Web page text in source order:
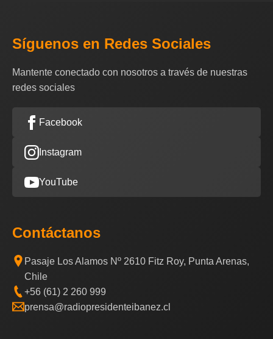
Síguenos en Redes Sociales
Mantente conectado con nosotros a través de nuestras
redes sociales
Facebook
Instagram
YouTube
Contáctanos
Pasaje Los Alamos Nº 2610 Fitz Roy, Punta Arenas,
Chile
+56 (61) 2 260 999
prensa@radiopresidenteibanez.cl